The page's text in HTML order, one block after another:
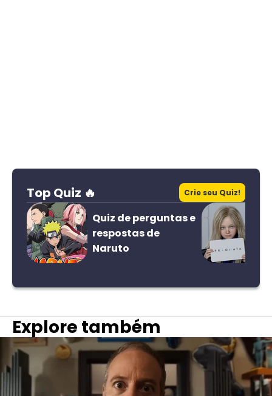
Top Quiz 🔥 Crie seu Quiz!
Quiz de perguntas e
respostas de
Naruto
Explore também